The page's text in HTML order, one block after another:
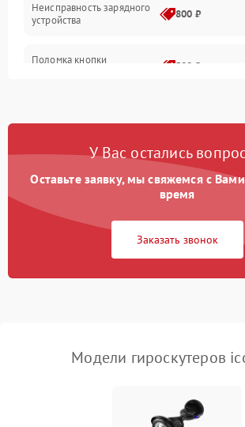
Неисправность зарядного
устройства
800 ₽
Поломка кнопки
500 ₽
наклона
зарядки
750 ₽
Повреждение проводов
500 ₽
У Вас остались
Оставьте заявку, мы свяжемся с
время
Заказать звонок
Модели гироскутеров